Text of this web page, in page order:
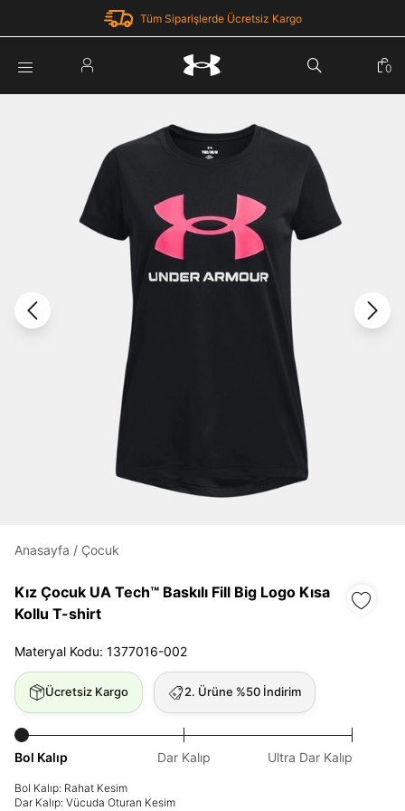
Tüm Siparişlerde Ücretsiz Kargo
göster
Under Armour'da yeni misiniz? Kayıt Ol
0
Anasayfa / Çocuk
Kız Çocuk UA Tech™ Baskılı Fill Big Logo Kısa
Kollu T-shirt
Materyal Kodu: 1377016-002
Ücretsiz Kargo 2. Ürüne %50 İndirim
Bol Kalıp Dar Kalıp Ultra Dar Kalıp
Bol Kalıp: Rahat Kesim
Dar Kalıp: Vücuda Oturan Kesim
Parola Yenileme
Parolayı Yenile
Giriş Sayfasına Dön
Zaten hesabın var mı? Giriş yap
Daha hızlı ödeme. Hızlı sipariş takibi.